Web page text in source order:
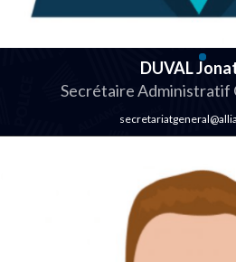
DUVAL
Secrétaire Administratif